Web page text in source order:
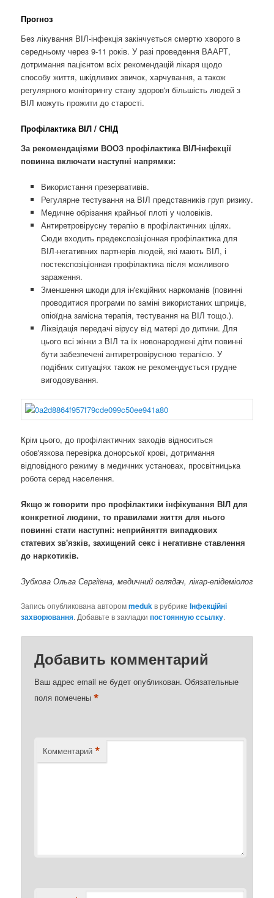
Прогноз
Без лікування ВІЛ-інфекція закінчується смертю хворого в
середньому через 9-11 років. У разі проведення ВААРТ,
дотримання пацієнтом всіх рекомендацій лікаря щодо
способу життя, шкідливих звичок, харчування, а також
регулярного моніторингу стану здоров'я більшість людей з
ВІЛ можуть прожити до старості.
Профілактика ВІЛ / СНІД
За рекомендаціями ВООЗ профілактика ВІЛ-інфекції
повинна включати наступні напрямки:
Використання презервативів.
Регулярне тестування на ВІЛ представників груп ризику.
Медичне обрізання крайньої плоті у чоловіків.
Антиретровірусну терапію в профілактичних цілях.
Сюди входить предекспозіціонная профілактика для
ВІЛ-негативних партнерів людей, які мають ВІЛ, і
постекспозіціонная профілактика після можливого
зараження.
Зменшення шкоди для ін'єкційних наркоманів (повинні
проводитися програми по заміні використаних шприців,
опіоїдна замісна терапія, тестування на ВІЛ тощо.).
Ліквідація передачі вірусу від матері до дитини. Для
цього всі жінки з ВІЛ та їх новонароджені діти повинні
бути забезпечені антиретровірусною терапією. У
подібних ситуаціях також не рекомендується грудне
вигодовування.
Крім цього, до профілактичних заходів відноситься
обов'язкова перевірка донорської крові, дотримання
відповідного режиму в медичних установах, просвітницька
робота серед населення.
Якщо ж говорити про профілактики інфікування ВІЛ для
конкретної людини, то правилами життя для нього
повинні стати наступні: неприйняття випадкових
статевих зв'язків, захищений секс і негативне ставлення
до наркотиків.
Зубкова Ольга Сергіївна, медичний оглядач, лікар-епідеміолог
Запись опубликована авторомmedukв рубрикеІнфекційні
захворювання. Добавьте в закладкипостоянную ссылку.
Добавить комментарий
Ваш адрес email не будет опубликован. Обязательные
поля помечены*
Комментарий *